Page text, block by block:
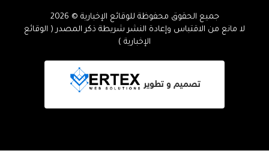
جميع الحقوق محفوظة للوقائع الإخبارية © 2026
لا مانع من الاقتباس وإعادة النشر شريطة ذكر المصدر ( الوقائع
الإخبارية )
تصميم و تطوير